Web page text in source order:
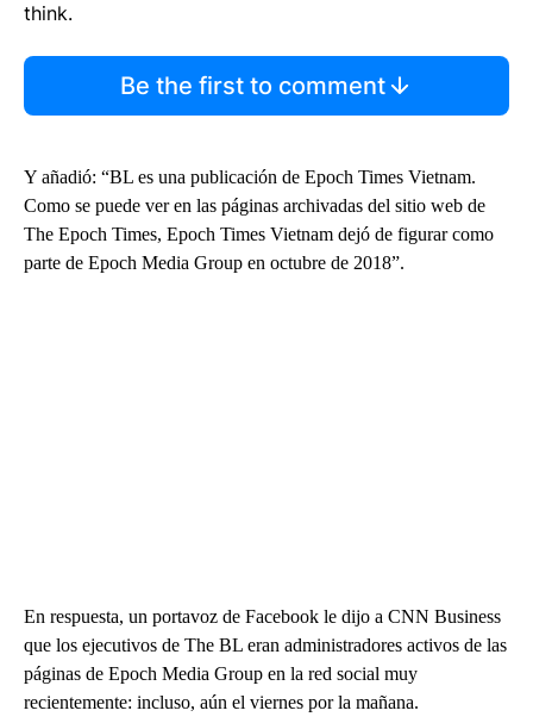
think.
Be the first to comment
Y añadió: “BL es una publicación de Epoch Times Vietnam.
Como se puede ver en las páginas archivadas del sitio web de
The Epoch Times, Epoch Times Vietnam dejó de figurar como
parte de Epoch Media Group en octubre de 2018”.
En respuesta, un portavoz de Facebook le dijo a CNN Business
que los ejecutivos de The BL eran administradores activos de las
páginas de Epoch Media Group en la red social muy
recientemente: incluso, aún el viernes por la mañana.